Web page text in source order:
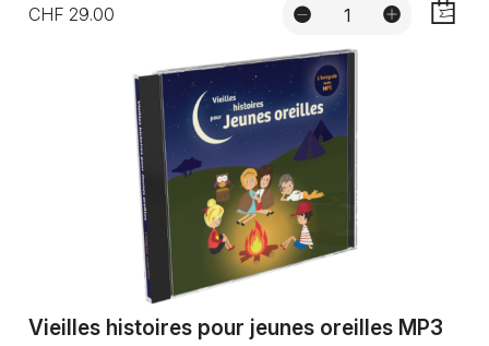
CHF 29.00
Vieilles histoires pour jeunes oreilles MP3